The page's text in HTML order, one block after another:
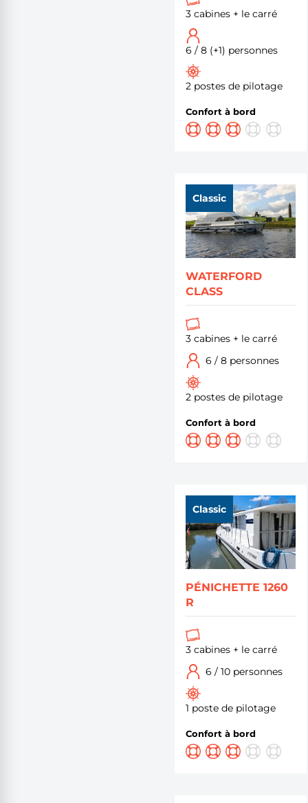
3 cabines + le carré
6 / 8 (+1) personnes
2 postes de pilotage
Confort à bord
Classic
WATERFORD
CLASS
3 cabines + le carré
6 / 8 personnes
2 postes de pilotage
Confort à bord
Classic
PÉNICHETTE 1260
R
3 cabines + le carré
6 / 10 personnes
1 poste de pilotage
Confort à bord